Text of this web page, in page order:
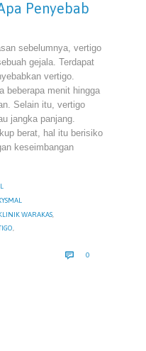
Penyebab
sebelumnya, vertigo
gejala. Terdapat
vertigo.
beberapa menit hingga
Selain itu, vertigo
jangka panjang.
berat, hal itu berisiko
keseimbangan
WARAKAS
 0